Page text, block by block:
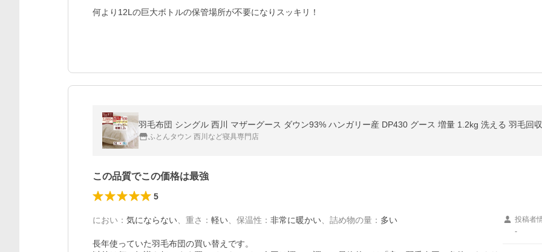
何より12Lの巨大ボトルの保管場所が不要になりスッキリ！
羽毛布団 シングル 西川 マザーグース ダウン93% ハンガリー産 DP430 グース 増量 1.2kg 洗える 羽毛回
ふとんタウン 西川など寝具専門店
この品質でこの価格は最強
5
におい ： 気にならない 重さ ： 軽い 保温性 ： 非常に暖かい 詰め物の量 ： 多い
長年使っていた羽毛布団の買い替えです。
投稿者
-